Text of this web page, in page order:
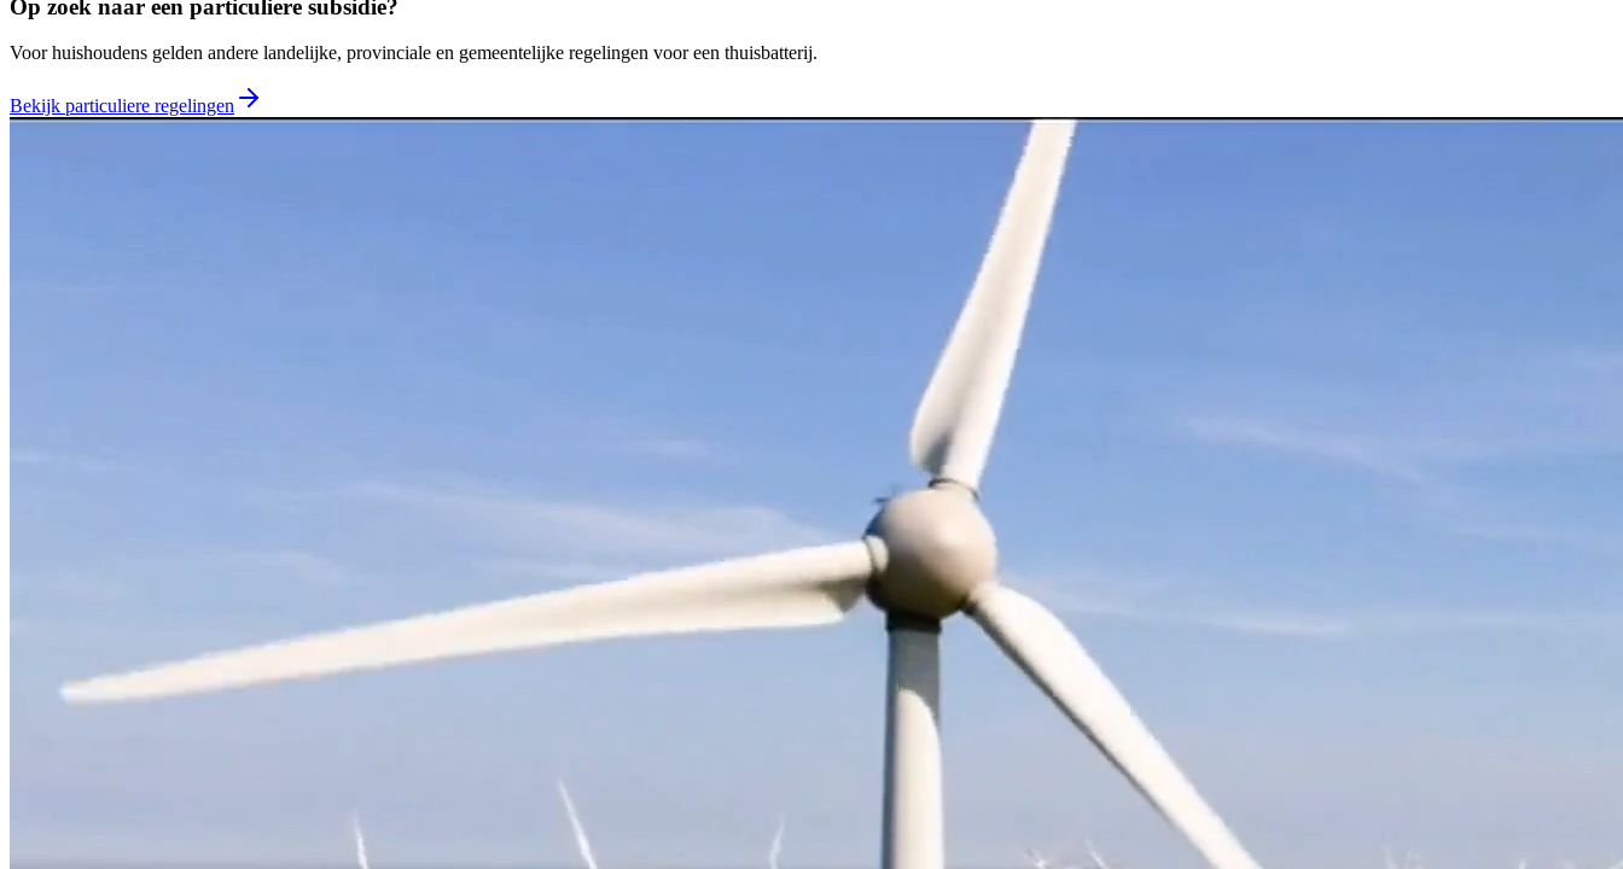
Op zoek naar een particuliere subsidie?
Voor huishoudens gelden andere landelijke, provinciale en gemeentelijke regelingen voor een thuisbatterij.
Bekijk particuliere regelingen